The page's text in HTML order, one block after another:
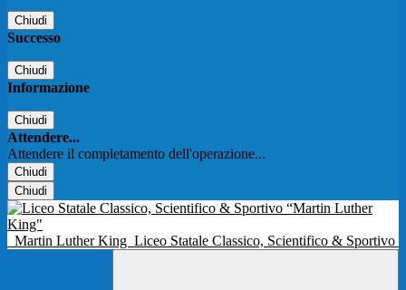
Chiudi
Successo
Chiudi
Informazione
Chiudi
Attendere...
Attendere il completamento dell'operazione...
Chiudi
Chiudi
Martin Luther King Liceo Statale Classico, Scientifico & Sportivo